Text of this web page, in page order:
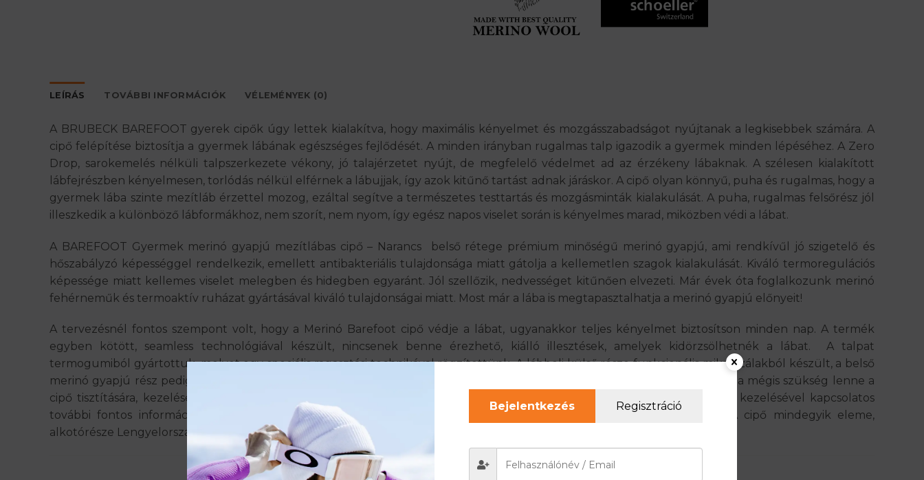
LEÍRÁS TOVÁBBI INFORMÁCIÓK VÉLEMÉNYEK (0)
A BRUBECK BAREFOOT gyerek cipők úgy lettek kialakítva, hogy maximális kényelmet és mozgásszabadságot nyújtanak a legkisebbek számára. A
cipő felépítése biztosítja a gyermek lábának egészséges fejlődését. A minden irányban rugalmas talp igazodik a gyermek minden lépéséhez. A Zero
Drop, sarokemelés nélküli talpszerkezete vékony, jó talajérzetet nyújt, de megfelelő védelmet ad az érzékeny lábaknak. A szélesen kialakított
lábfejrészben kényelmesen, torlódás nélkül elférnek a lábujjak, így azok kitűnő tartást adnak járáskor. A cipő olyan könnyű, puha és rugalmas, hogy a
gyermek lába szinte mezítláb érzettel mozog, ezáltal segítve a természetes testtartás és mozgásminták kialakulását. A puha, rugalmas felsőrész jól
illeszkedik a különböző lábformákhoz, nem szorít, nem nyom, így egész napos viselet során is kényelmes marad, miközben védi a lábat.
A BAREFOOT Gyermek merinó gyapjú mezítlábas cipő – Narancs belső rétege prémium minőségű merinó gyapjú, ami rendkívűl jó szigetelő és
hőszabályzó képességgel rendelkezik, emellett antibakteriális tulajdonsága miatt gátolja a kellemetlen szagok kialakulását. Kiváló termoregulációs
képessége miatt kellemes viselet melegben és hidegben egyaránt. Jól szellőzik, nedvességet kitűnően elvezeti. Már évek óta foglalkozunk merinó
fehérneműk és termoaktív ruházat gyártásával kiváló tulajdonságai miatt. Most már a lába is megtapasztalhatja a merinó gyapjú előnyeit!
A tervezésnél fontos szempont volt, hogy a Merinó Barefoot cipő védje a lábat, ugyanakkor teljes kényelmet biztosítson minden nap. A termék
egyben kötött, seamless technológiával készült, nincsenek benne érezhető, kiálló illesztések, amelyek kidörzsölhetnék a lábat. A talpat
termogumiból gyártottuk, melyet egy speciális ragasztási technikával rögzítettünk. A lábbeli külső része funkcionális mikroszálakból készült, a belső
merinó gyapjú rész pedig nemcsak hogy nem szívja be túl gyorsan a szagokat, hanem mosás nélkül is sokáig friss marad. Ha mégis szükség lenne a
cipő tisztítására, kezelése rendkívül egyszerű: Mosógépben mosható 30°-on kímélő programon. A cipő használatával és kezelésével kapcsolatos
további fontos információt a Cipő szavatosság menüpontban olvashat, amit a lábléc menüben könnyedén elérhet. A cipő mindegyik eleme,
alkotórésze Lengyelországban készült, a megszokott kitűnő BRUBECK minőségben!
Bejelentkezés Regisztráció